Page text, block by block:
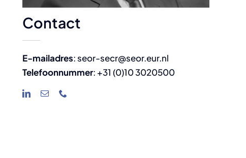
Contact
E-mailadres: seor-secr@seor.eur.nl
Telefoonnummer: +31 (0)10 3020500